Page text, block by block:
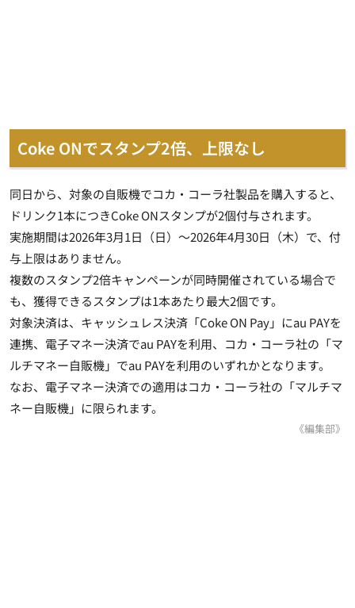
Coke ONでスタンプ2倍、上限なし
同日から、対象の自販機でコカ・コーラ社製品を購入すると、
ドリンク1本につきCoke ONスタンプが2個付与されます。
実施期間は2026年3月1日（日）～2026年4月30日（木）で、付
与上限はありません。
複数のスタンプ2倍キャンペーンが同時開催されている場合で
も、獲得できるスタンプは1本あたり最大2個です。
対象決済は、キャッシュレス決済「Coke ON Pay」にau PAYを
連携、電子マネー決済でau PAYを利用、コカ・コーラ社の「マ
ルチマネー自販機」でau PAYを利用のいずれかとなります。
なお、電子マネー決済での適用はコカ・コーラ社の「マルチマ
ネー自販機」に限られます。
《編集部》